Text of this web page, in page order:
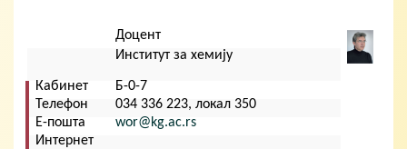
Доцент
Институт за хемију
Кабинет
Б-0-7
Телефон
034 336 223, локал 350
Е-пошта
wor@kg.ac.rs
Интернет